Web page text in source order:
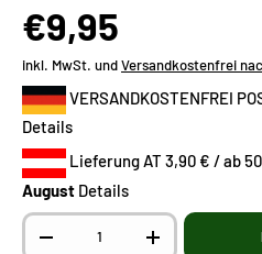
€9,95
inkl. MwSt. undVersandkostenfrei
VERSANDKOSTENFREI
Details
Lieferung AT 3,90 € / ab 50
August Details
Anzahl
-
+